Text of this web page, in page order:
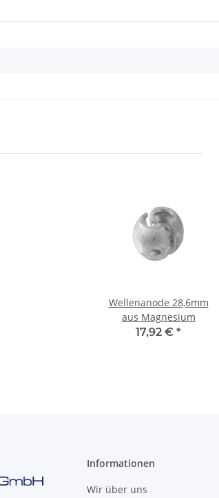
Wellenanode 28,6mm
aus Magnesium
17,92 € *
Informationen
Wir über uns